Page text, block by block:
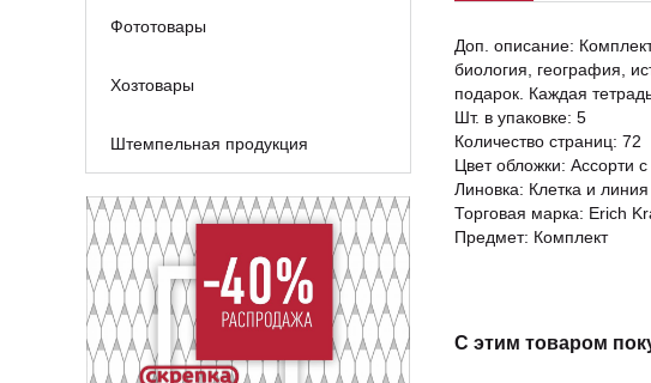
Фототовары
Хозтовары
Штемпельная продукция
Доп. описание:
биология, география,
подарок. Каждая
Шт. в упаковке: 5
Количество страниц: 72
Цвет обложки: Ассорти
Линовка: Клетка и линия
Торговая марка: Erich
Предмет: Комплект
С этим товаром